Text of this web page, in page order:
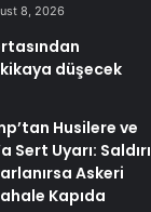
8, 2026
düşecek
Husilere ve
Sert Uyarı: Saldırı
Askeri
Kapıda